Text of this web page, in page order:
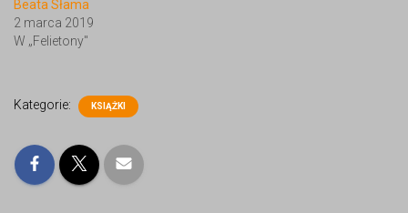
Beata Słama
2 marca 2019
W „Felietony"
Kategorie: KSIĄŻKI